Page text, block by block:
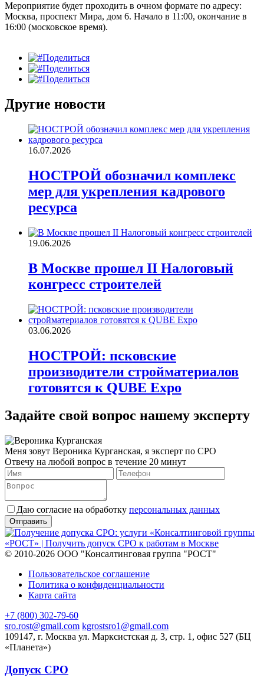
Мероприятие будет проходить в очном формате по адресу:
Москва, проспект Мира, дом 6. Начало в 11:00, окончание в
16:00 (московское время).
Поделиться
Поделиться
Поделиться
Другие новости
16.07.2026
НОСТРОЙ обозначил комплекс
мер для укрепления кадрового
ресурса
19.06.2026
В Москве прошел II Налоговый
конгресс строителей
03.06.2026
НОСТРОЙ: псковские
производители стройматериалов
готовятся к QUBE Expo
Задайте свой вопрос нашему эксперту
Меня зовут Вероника Курганская, я эксперт по СРО
Отвечу на любой вопрос в течение 20 минут
Даю согласие на обработку персональных данных
© 2010-2026 ООО "Консалтинговая группа "РОСТ"
Пользовательское соглашение
Политика о конфиденциальности
Карта сайта
+7 (800) 302-79-60
sro.rost@gmail.com kgrostsro1@gmail.com
109147, г. Москва ул. Марксистская д. 3, стр. 1, офис 527 (БЦ
«Планета»)
Допуск СРО